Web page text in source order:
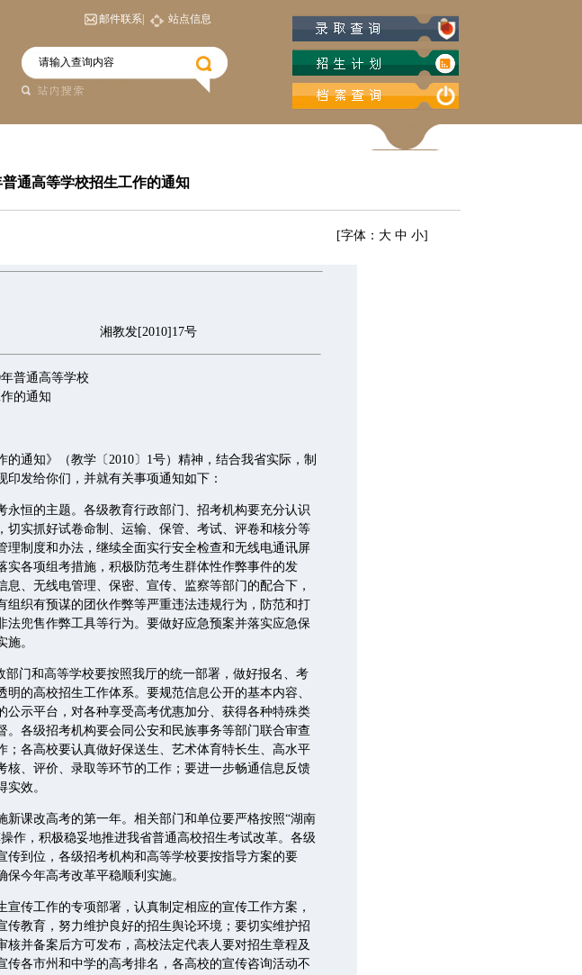
邮件联系| 站点信息
普通高等学校招生工作的通知
[字体： 大 中 小]
号
普通高等学校
的通知
通知》（教学〔2010〕1号）精神，结合我省实际，制
发给你们，并就有关事项通知如下：
恒的主题。各级教育行政部门、招考机构要充分认识
实抓好试卷命制、运输、保管、考试、评卷和核分等
制度和办法，继续全面实行安全检查和无线电通讯屏
各项组考措施，积极防范考生群体性作弊事件的发
、无线电管理、保密、宣传、监察等部门的配合下，
织有预谋的团伙作弊等严重违法违规行为，防范和打
兜售作弊工具等行为。要做好应急预案并落实应急保
。
门和高等学校要按照我厅的统一部署，做好报名、考
的高校招生工作体系。要规范信息公开的基本内容、
示平台，对各种享受高考优惠加分、获得各种特殊类
各级招考机构要会同公安和民族事务等部门联合审查
各高校要认真做好保送生、艺术体育特长生、高水平
、评价、录取等环节的工作；要进一步畅通信息反馈
效。
课改高考的第一年。相关部门和单位要严格按照“湖南
作，积极稳妥地推进我省普通高校招生考试改革。各级
到位，各级招考机构和高等学校要按指导方案的要
今年高考改革平稳顺利实施。
工作的专项部署，认真制定相应的宣传工作方案，
教育，努力维护良好的招生舆论环境；要切实维护招
并备案后方可发布，高校法定代表人要对招生章程及
各市州和中学的高考排名，各高校的宣传咨询活动不